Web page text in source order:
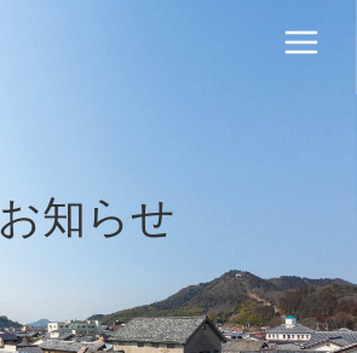
Main
お知らせ